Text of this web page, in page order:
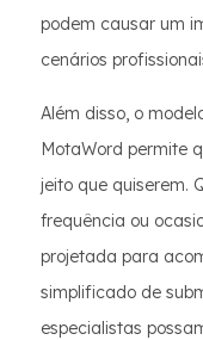
podem causar um
cenários
Além disso, o
MotaWord permite
jeito que quiserem.
frequência ou
projetada para
simplificado de
especialistas